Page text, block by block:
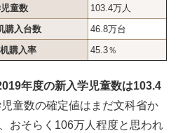
童数
103.4万人
購入台数
46.8万台
購入率
45.3％
年度の新入学児童数は103.4
童数の確定値はまだ文科省か
おそらく106万人程度と思われ